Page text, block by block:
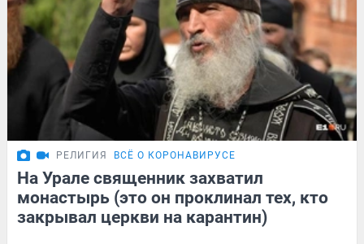
РЕЛИГИЯ ВСЁ О КОРОНАВИРУСЕ
На Урале священник захватил
монастырь (это он проклинал тех, кто
закрывал церкви на карантин)